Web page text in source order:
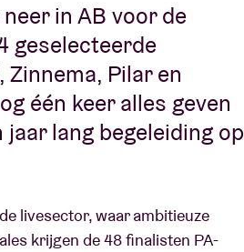
in AB voor de
geselecteerde
Pilar en
één keer alles geven
lang begeleiding op
livesector, waar ambitieuze
krijgen de 48 finalisten PA-